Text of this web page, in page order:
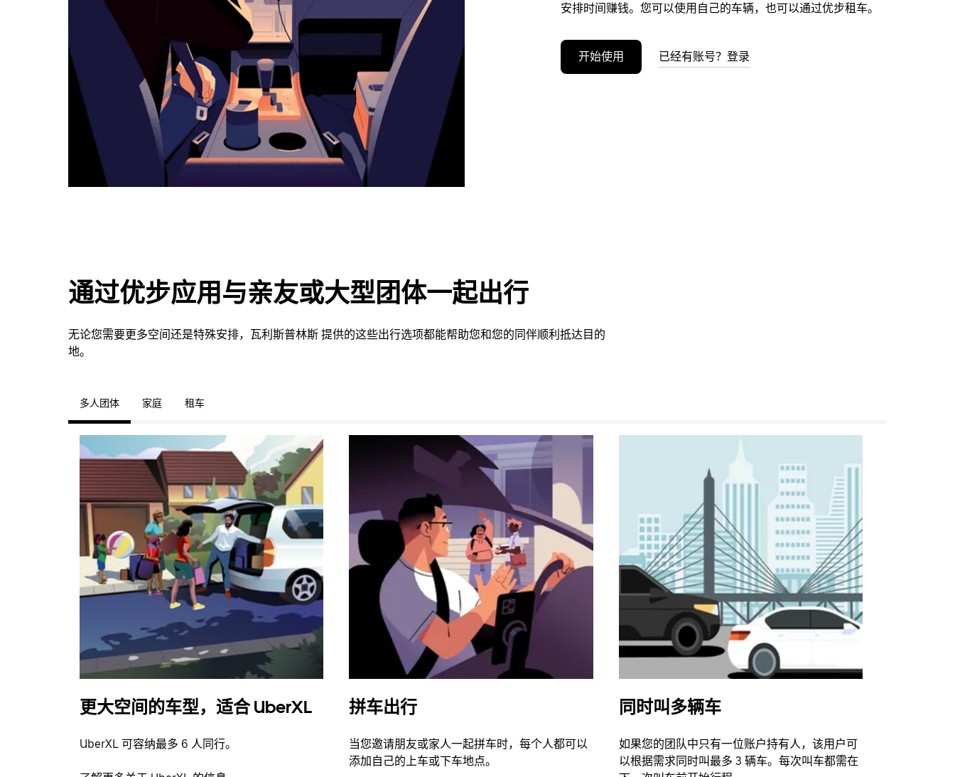
关
闭
日
历。
安排时间赚钱。您可以使用自己的车辆，也可以通过优步租车。
开始使用 已经有账号？登录
通过优步应用与亲友或大型团体一起出行
无论您需要更多空间还是特殊安排，瓦利斯普林斯 提供的这些出行选项都能帮助您和您的同伴顺利抵达目的
地。
多人团体 家庭 租车
更大空间的车型，适合 UberXL
UberXL 可容纳最多 6 人同行。
拼车出行
当您邀请朋友或家人一起拼车时，每个人都可以
添加自己的上车或下车地点。
同时叫多辆车
如果您的团队中只有一位账户持有人，该用户可
以根据需求同时叫最多 3 辆车。每次叫车都需在